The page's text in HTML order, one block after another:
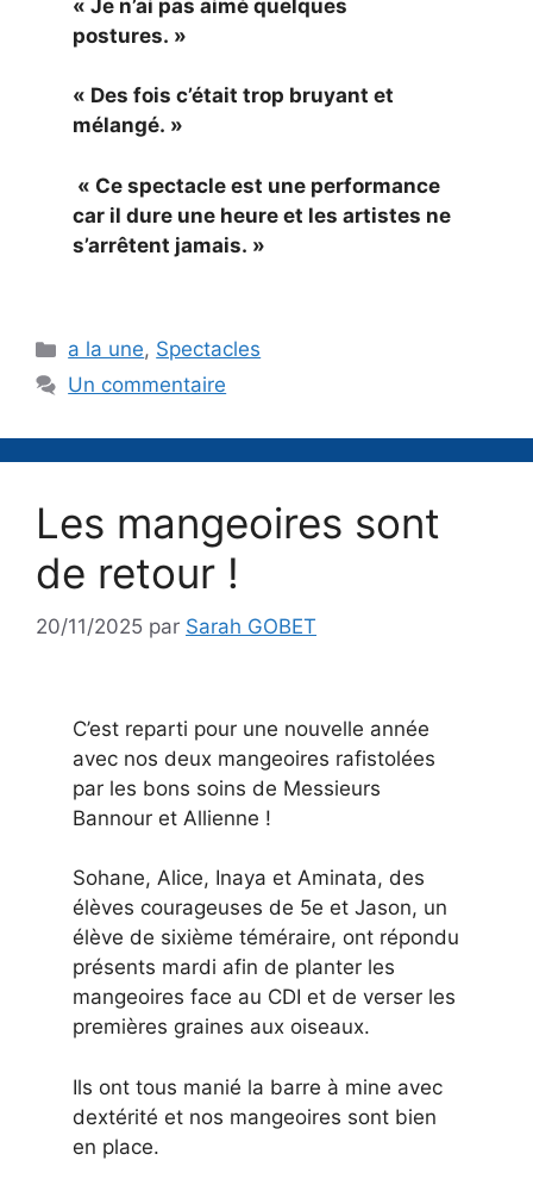
« Je n’ai pas aimé quelques
postures. »
« Des fois c’était trop bruyant et
mélangé. »
« Ce spectacle est une performance
car il dure une heure et les artistes ne
s’arrêtent jamais. »
Catégories
a la une, Spectacles
Un commentaire
Les mangeoires sont
de retour !
20/11/2025 par Sarah GOBET
C’est reparti pour une nouvelle année
avec nos deux mangeoires rafistolées
par les bons soins de Messieurs
Bannour et Allienne !
Sohane, Alice, Inaya et Aminata, des
élèves courageuses de 5e et Jason, un
élève de sixième téméraire, ont répondu
présents mardi afin de planter les
mangeoires face au CDI et de verser les
premières graines aux oiseaux.
Ils ont tous manié la barre à mine avec
dextérité et nos mangeoires sont bien
en place.